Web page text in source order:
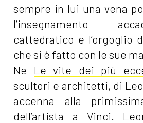
sempre in lui una vena
l’insegnamento
cattedratico e l’orgoglio
che si è fatto con le sue
Ne Le vite dei più
scultori e architetti, di
accenna alla
dell’artista a Vinci.